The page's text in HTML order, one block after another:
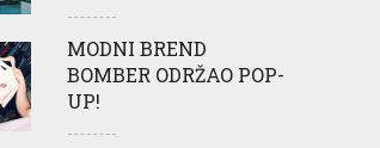
MODNI BREND
BOMBER ODRŽAO POP-
UP!